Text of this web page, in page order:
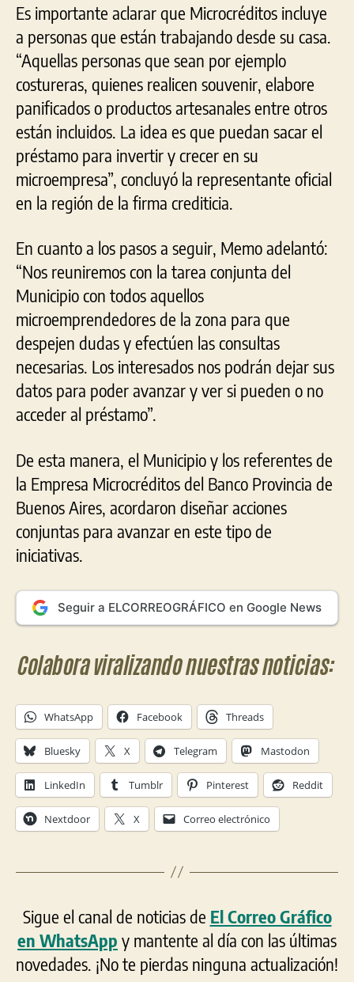
Es importante aclarar que Microcréditos incluye
a personas que están trabajando desde su casa.
“Aquellas personas que sean por ejemplo
costureras, quienes realicen souvenir, elabore
panificados o productos artesanales entre otros
están incluidos. La idea es que puedan sacar el
préstamo para invertir y crecer en su
microempresa”, concluyó la representante oficial
en la región de la firma crediticia.
En cuanto a los pasos a seguir, Memo adelantó:
“Nos reuniremos con la tarea conjunta del
Municipio con todos aquellos
microemprendedores de la zona para que
despejen dudas y efectúen las consultas
necesarias. Los interesados nos podrán dejar sus
datos para poder avanzar y ver si pueden o no
acceder al préstamo”.
De esta manera, el Municipio y los referentes de
la Empresa Microcréditos del Banco Provincia de
Buenos Aires, acordaron diseñar acciones
conjuntas para avanzar en este tipo de
iniciativas.
Seguir a ELCORREOGRÁFICO en Google News
Colabora viralizando nuestras noticias:
WhatsApp Facebook Threads
Bluesky X Telegram Mastodon
LinkedIn Tumblr Pinterest Reddit
Nextdoor X Correo electrónico
Sigue el canal de noticias de El Correo Gráfico
en WhatsApp y mantente al día con las últimas
novedades. ¡No te pierdas ninguna actualización!